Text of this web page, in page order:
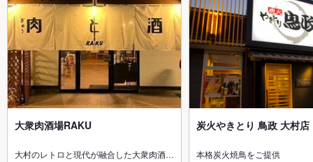
大衆肉酒場RAKU
大村のレトロと現代が融合した大衆肉酒…
炭火やきとり 鳥政 大村店
本格炭火焼鳥をご提供